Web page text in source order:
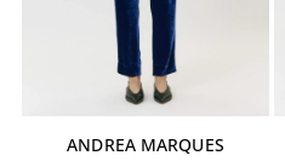
ANDREA MARQUES